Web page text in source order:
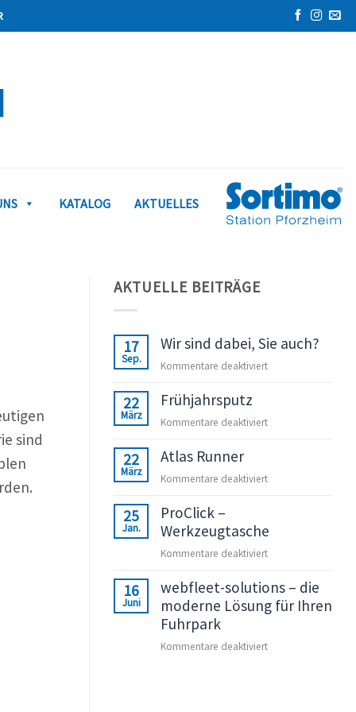
KATALOG AKTUELLES
sind
AKTUELLE BEITRÄGE
17
Sep.
Wir sind dabei, Sie auch?
Kommentare deaktiviertfür
22
März
Frühjahrsputz
Kommentare deaktiviertfür
22
März
Atlas Runner
Kommentare deaktiviertfür
25
Jan.
ProClick –
Werkzeugtasche
Kommentare deaktiviertfür
–
Werkzeugtasche
16
Juni
webfleet-solutions – die
moderne Lösung für Ihren
Fuhrpark
Kommentare deaktiviertfür